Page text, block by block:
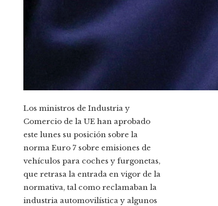
Los ministros de Industria y
Comercio de la UE han aprobado
este lunes su posición sobre la
norma Euro 7 sobre emisiones de
vehículos para coches y furgonetas,
que retrasa la entrada en vigor de la
normativa, tal como reclamaban la
industria automovilística y algunos